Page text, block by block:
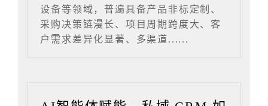
设备等领域，普遍具备产品非标定制、
采购决策链漫长、项目周期跨度大、客
户需求差异化显著、多渠道......